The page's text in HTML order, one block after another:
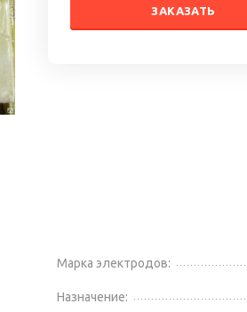
ЗАКАЗАТЬ
Марка электродов:
Назначение: